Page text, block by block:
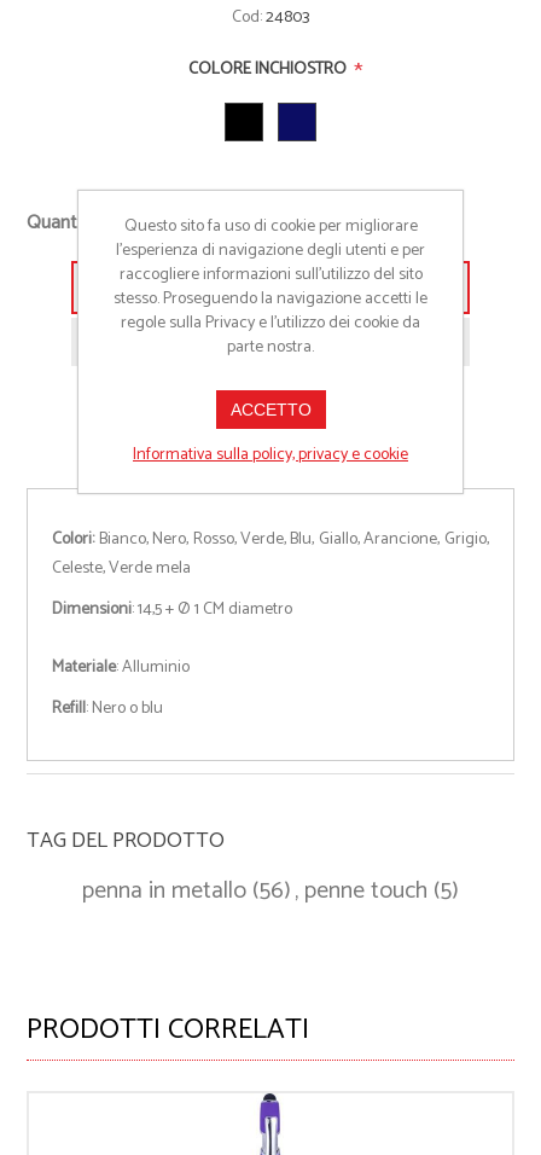
Cod:24803
COLORE INCHIOSTRO *
Quantità richiesta
Aggiungi alla lista preventivo
Richiedi informazioni prodotto
Colori:Bianco, Nero, Rosso, Verde, Blu, Giallo, Arancione, Grigio,
Celeste, Verde mela
Dimensioni: 14,5 + Ø 1 CM diametro
Materiale: Alluminio
Refill: Nero o blu
TAG DEL PRODOTTO
penna in metallo(56),penne touch (5)
PRODOTTI CORRELATI
Questo sito fa uso di cookie per migliorare
l’esperienza di navigazione degli utenti e per
raccogliere informazioni sull’utilizzo del sito
stesso. Proseguendo la navigazione accetti le
regole sulla Privacy e l'utilizzo dei cookie da
parte nostra.
ACCETTO
Informativa sulla policy, privacy e cookie